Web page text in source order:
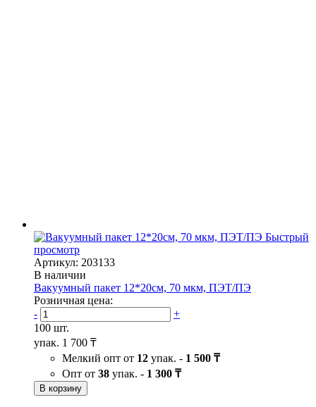
Быстрый
просмотр
Артикул: 203133
В наличии
Вакуумный пакет 12*20см, 70 мкм, ПЭТ/ПЭ
Розничная цена:
-
+
100 шт.
упак. 1 700 ₸
Мелкий опт от 12 упак. - 1 500 ₸
Опт от 38 упак. - 1 300 ₸
В корзину